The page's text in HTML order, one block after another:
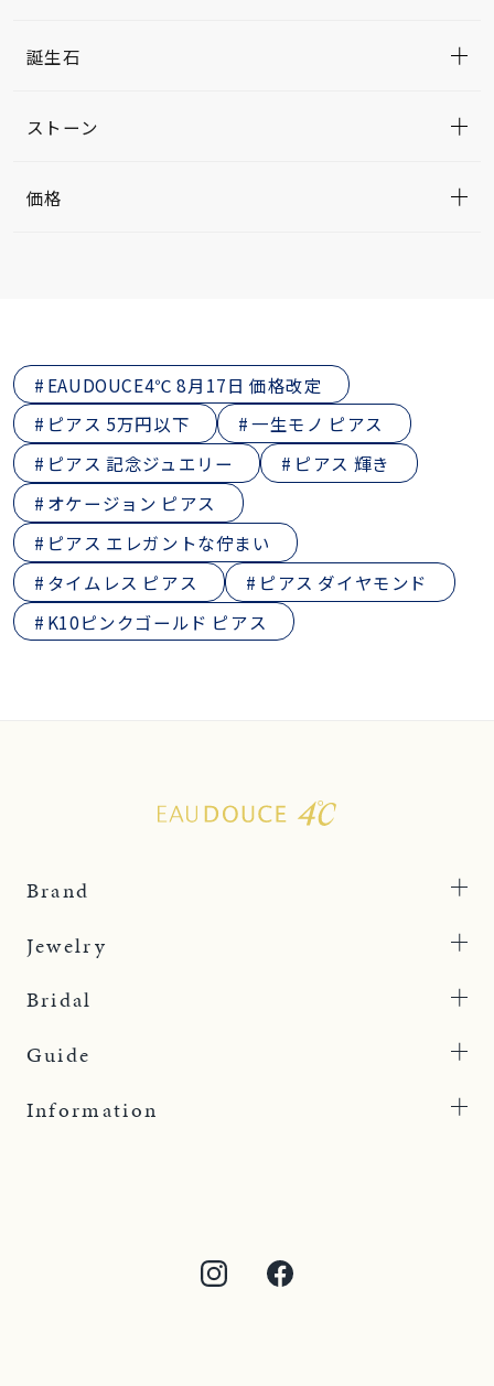
誕生石
ストーン
価格
EAUDOUCE4℃ 8月17日 価格改定
ピアス 5万円以下
一生モノ ピアス
ピアス 記念ジュエリー
ピアス 輝き
オケージョン ピアス
ピアス エレガントな佇まい
タイムレス ピアス
ピアス ダイヤモンド
K10ピンクゴールド ピアス
Brand
Jewelry
Bridal
Guide
Information